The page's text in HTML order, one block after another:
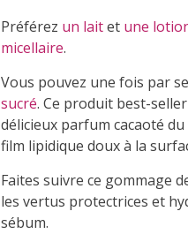
Préférez un laitet une
micellaire.
Vous pouvez une fois par
sucré. Ce produit best-
délicieux parfum cacaoté
film lipidique doux à la
Faites suivre ce gommage
les vertus protectrices et
sébum.